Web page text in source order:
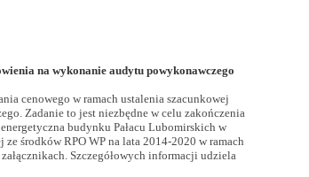
na wykonanie audytu powykonawczego
cenowego w ramach ustalenia szacunkowej
Zadanie to jest niezbędne w celu zakończenia
budynku Pałacu Lubomirskich w
środków RPO WP na lata 2014-2020 w ramach
Szczegółowych informacji udziela